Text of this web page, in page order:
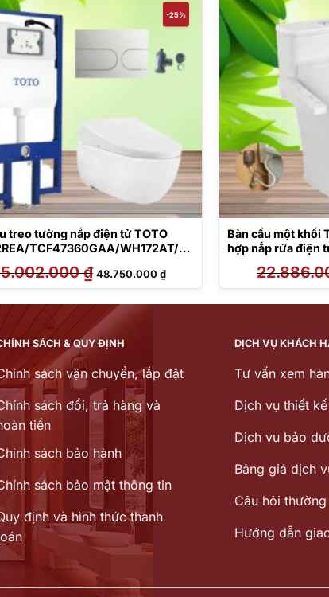
-25%
treo tường nắp điện tử TOTO
TCF47360GAA/WH172AT/T
₫ Giá
gốc
là:
48.750.000₫Giá
hiện
tại
48.750.000 ₫.
Bàn cầu một khối
hợp nắp rửa điện
SÁCH & QUY ĐỊNH
sách vận chuyển, lắp đặt
sách đổi, trả hàng và
tiền
sách bảo hành
sách bảo mật thông tin
định và hình thức thanh
DỊCH VỤ KHÁCH
Tư vấn xem
Dịch vụ thiết kế
Dịch vu bảo
Bảng giá dịch
Câu hỏi
Hướng dẫn